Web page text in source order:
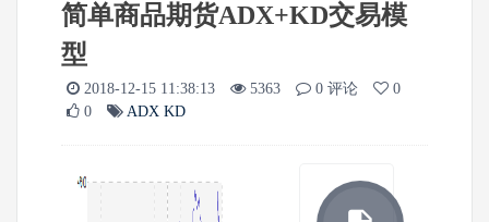
简单商品期货ADX+KD交易模
型
2018-12-15 11:38:13 5363 0 评论
0
0
ADX KD